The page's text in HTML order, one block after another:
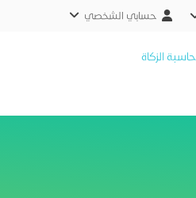
حسابي الشخصي
حاسبة الزكاة